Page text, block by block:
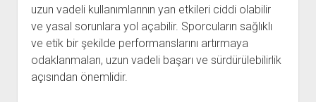
uzun vadeli kullanımlarının yan etkileri ciddi olabilir
ve yasal sorunlara yol açabilir. Sporcuların sağlıklı
ve etik bir şekilde performanslarını artırmaya
odaklanmaları, uzun vadeli başarı ve sürdürülebilirlik
açısından önemlidir.